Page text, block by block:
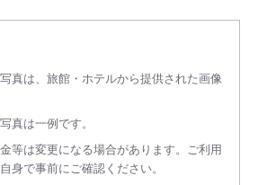
真は、旅館・ホテルから提供された画像
真は一例です。
等は変更になる場合があります。ご利用
身で事前にご確認ください。